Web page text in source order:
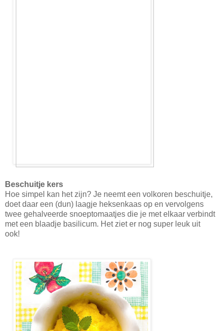
Beschuitje kers
Hoe simpel kan het zijn? Je neemt een volkoren beschuitje,
doet daar een (dun) laagje heksenkaas op en vervolgens
twee gehalveerde snoeptomaatjes die je met elkaar verbindt
met een blaadje basilicum. Het ziet er nog super leuk uit
ook!